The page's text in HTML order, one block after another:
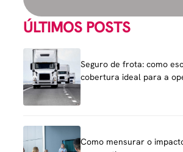
ÚLTIMOS POSTS
Seguro de frota: como
cobertura ideal para a
Como mensurar o